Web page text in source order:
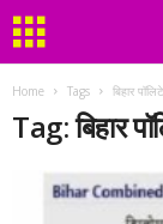
Home Tags बिहार
Tag: बिहार